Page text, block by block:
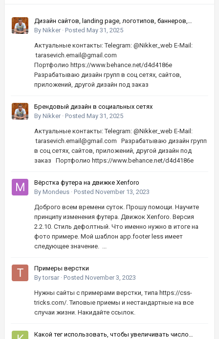
Дизайн сайтов, landing page, логотипов, баннеров,
шапок | Высокое качество, по хорошей цене
By Nikker · Posted May 31, 2025
Актуальные контакты: Telegram: @Nikker_web E-Mail:
tarasevich.email@gmail.com
Портфолио https://www.behance.net/d4d4186e
Разрабатываю дизайн групп в соц сетях, сайтов,
приложений, другой дизайн под заказ
Брендовый дизайн в социальных сетях
By Nikker · Posted May 31, 2025
Актуальные контакты: Telegram: @Nikker_web E-Mail:
tarasevich.email@gmail.com Разрабатываю дизайн групп
в соц сетях, сайтов, приложений, другой дизайн под
заказ Портфолио https://www.behance.net/d4d4186e
Вёрстка футера на движке Xenforo
By Mondeus · Posted November 13, 2023
Доброго всем времени суток. Прошу помощи. Научите
принципу изменения футера. Движок Xenforo. Версия
2.2.10. Стиль дефолтный. Что именно нужно в итоге на
фото примере. Мой шаблон app.footer less имеет
следующее значение. ...
Примеры верстки
Bytorsar · Posted November 3, 2023
Нужны сайты с примерами верстки, типа https://css-
tricks.com/. Типовые приемы и нестандартные на все
случаи жизни. Накидайте ссылок.
Какой тег использовать, чтобы увеличивать число